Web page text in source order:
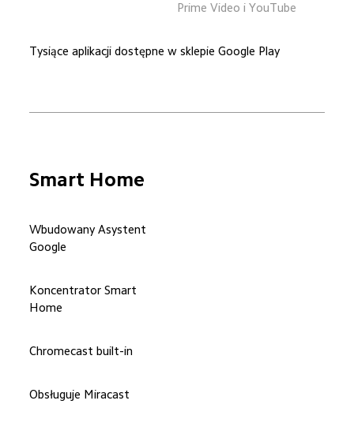
Prime Video i YouTube
Tysiące aplikacji dostępne w sklepie Google Play
Smart Home
Wbudowany Asystent
Google
Koncentrator Smart
Home
Chromecast built-in
Obsługuje Miracast